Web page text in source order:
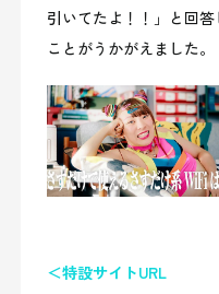
引いてたよ！！」と回
ことがうかがえました。
＜特設サイトURL